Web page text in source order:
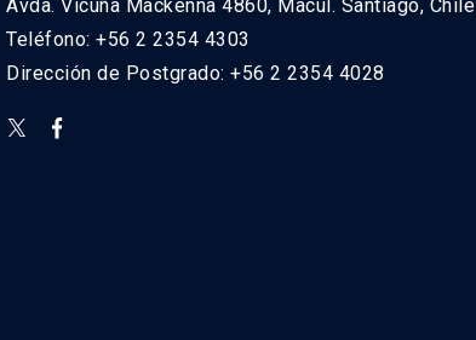
Avda. Vicuña Mackenna 4860, Macul. Santiago, Chile
Teléfono: +56 2 2354 4303
Dirección de Postgrado: +56 2 2354 4028